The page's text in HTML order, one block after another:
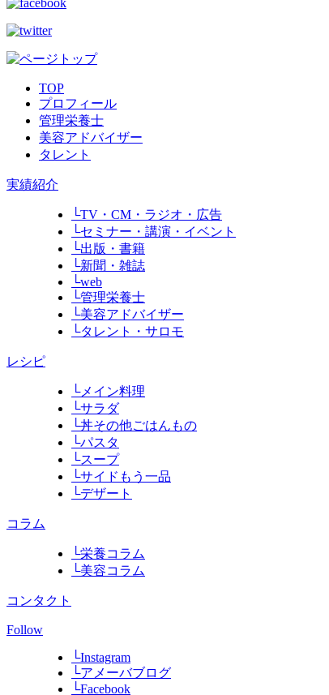
TOP
プロフィール
管理栄養士
美容アドバイザー
タレント
実績紹介
└TV・CM・ラジオ・広告
└セミナー・講演・イベント
└出版・書籍
└新聞・雑誌
└web
└管理栄養士
└美容アドバイザー
└タレント・サロモ
レシピ
└メイン料理
└サラダ
└丼その他ごはんもの
└パスタ
└スープ
└サイドもう一品
└デザート
コラム
└栄養コラム
└美容コラム
コンタクト
Follow
└Instagram
└アメーバブログ
└Facebook